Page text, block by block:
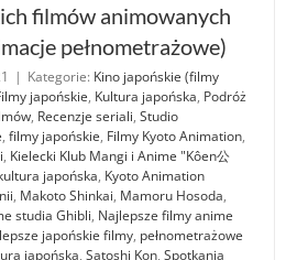
filmów animowanych
pełnometrażowe)
| Kategorie: Kino japońskie (filmy
japońskie, Kultura japońska, Podróż
, Recenzje seriali, Studio
, filmy japońskie, Filmy Kyoto Animation,
, Kielecki Klub Mangi i Anime "Kôen公
japońska, Kyoto Animation
, Makoto Shinkai, Mamoru Hosoda,
studia Ghibli, Najlepsze filmy anime
japońskie filmy, pełnometrażowe
japońska, Satoshi Kon, Spotkania